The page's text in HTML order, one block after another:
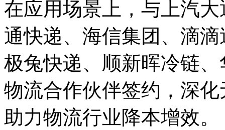
在应用场景上，与上汽
通快递、海信集团、滴
极兔快递、顺新晖冷链
物流合作伙伴签约，深
助力物流行业降本增效。